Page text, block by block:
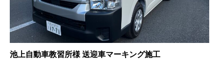
池上自動車教習所様 送迎車マーキング施工